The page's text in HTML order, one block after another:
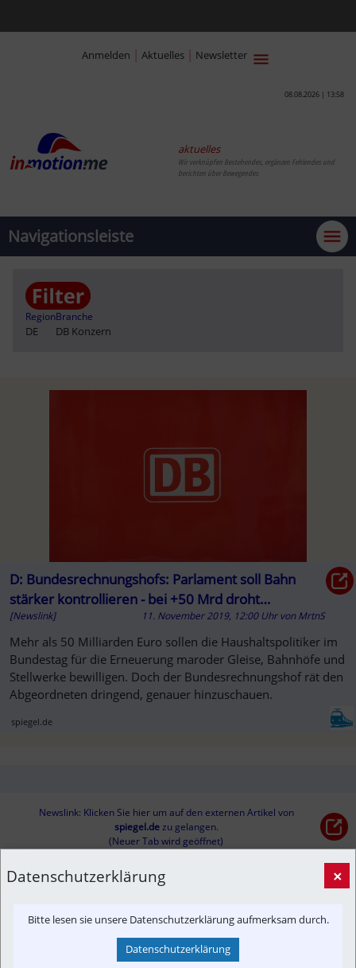
Anmelden | Aktuelles | Newsletter
08.08.2026 | 13:58
aktuelles
Wir verknüpfen Bestehendes, ergänzen Fehlendes und
berichten über Bewegendes
Navigationsleiste
Region
DE
Branche
DB Konzern
D: Bundesrechnungshofs: Parlament soll Bahn
stärker kontrollieren - bei +50 Mrd droht
Korruption
[Newslink] 11. November 2019, 12:00 Uhr vonMrtnS
Mehr als 50 Milliarden Euro sollen die Haushaltspolitiker im
Bundestag für die Erneuerung maroder Gleise, Bahnhöfe und
Stellwerke bewilligen. Doch der Bundesrechnungshof rät den
Abgeordneten dringend, genauer hinzuschauen.
spiegel.de
Newslink: Klicken Sie hier um auf den externen Artikel von
spiegel.de zu gelangen.
(Neuer Tab wird geöffnet)
Verkehrsforum BGL & RW
Datenschutzerklärung ×
Bitte lesen sie unsere Datenschutzerklärung aufmerksam durch.
Datenschutzerklärung